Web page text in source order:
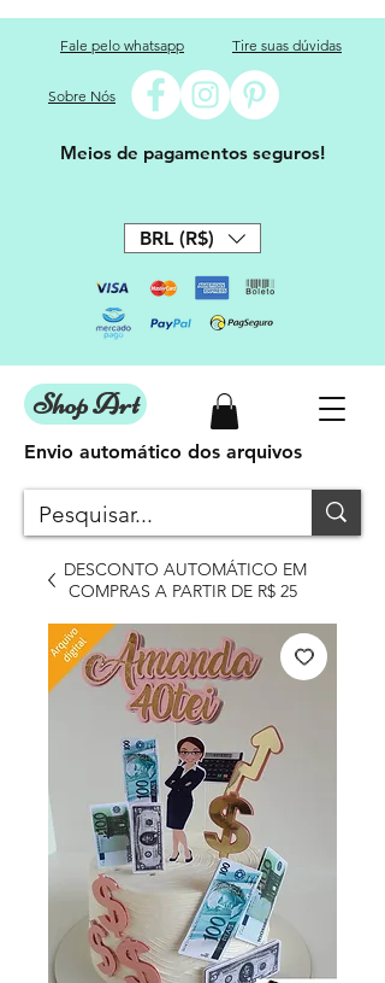
Fale pelo whatsapp Tire suas dúvidas
Sobre Nós
Meios de pagamentos seguros!
BRL (R$)
Shop Art
DESCONTO AUTOMÁTICO EM
COMPRAS A PARTIR DE R$ 25
Envio automático dos arquivos